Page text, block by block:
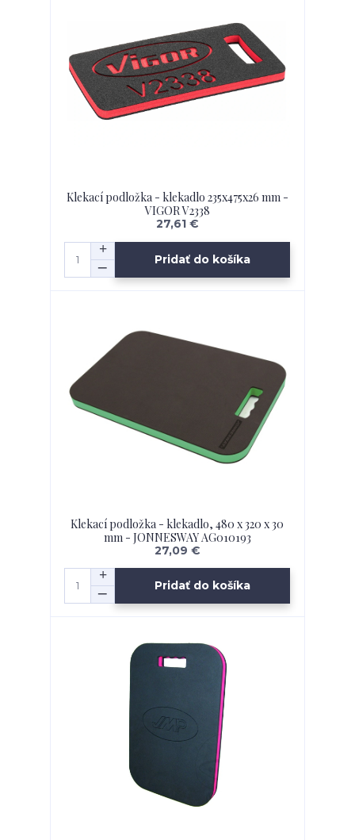
Klekací podložka - klekadlo 235x475x26 mm -
VIGOR V2338
27,61 €
Pridať do košíka
Klekací podložka - klekadlo, 480 x 320 x 30
mm - JONNESWAY AG010193
27,09 €
Pridať do košíka